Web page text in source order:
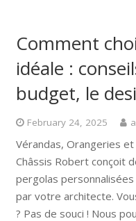
Comment
idéale :
budget, le
February 24, 2025
Vérandas, Orangeries
Châssis Robert conçoit
pergolas
par votre architecte.
? Pas de souci ! Nous